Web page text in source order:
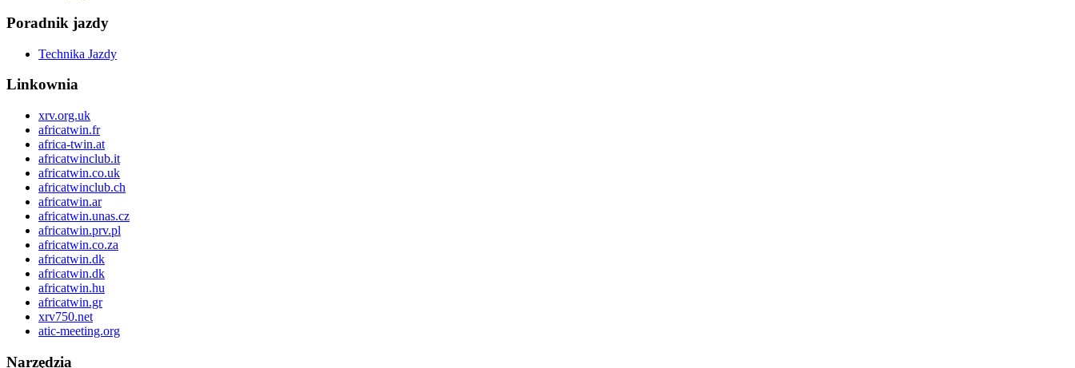
Poradnik jazdy
Technika Jazdy
Linkownia
xrv.org.uk
africatwin.fr
africa-twin.at
africatwinclub.it
africatwin.co.uk
africatwinclub.ch
africatwin.ar
africatwin.unas.cz
africatwin.prv.pl
africatwin.co.za
africatwin.dk
africatwin.dk
africatwin.hu
africatwin.gr
xrv750.net
atic-meeting.org
Narzędzia